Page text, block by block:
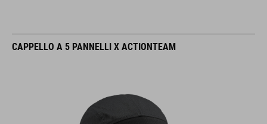
CAPPELLO A 5 PANNELLI X ACTIONTEAM